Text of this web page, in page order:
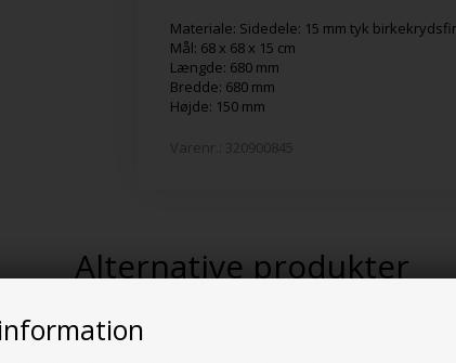
Materiale: Sidedele: 15 mm tyk
Mål: 68 x 68 x 15 cm
Længde: 680 mm
Bredde: 680 mm
Højde: 150 mm
Varenr.: 320900845
Alternative produkter